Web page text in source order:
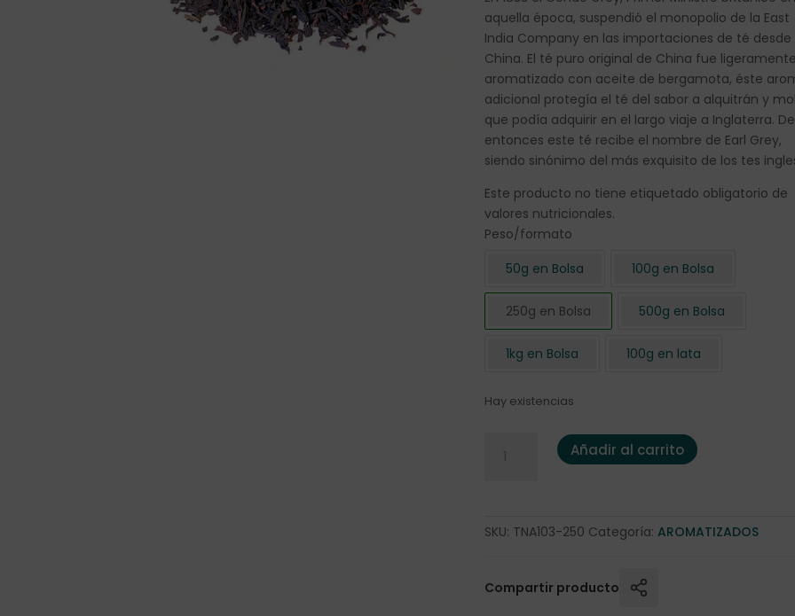
aquella época, suspendió el monopolio de la East
India Company en las importaciones de té desde
China. El té puro original de China fue
aromatizado con aceite de bergamota, éste
adicional protegía el té del sabor a alquitrán y
que podía adquirir en el largo viaje a Inglaterra.
entonces este té recibe el nombre de Earl Grey,
siendo sinónimo del más exquisito de los tes
Este producto no tiene etiquetado obligatorio de
valores nutricionales.
Peso/formato
50g en Bolsa
100g en Bolsa
250g en Bolsa 500g en Bolsa
1kg en Bolsa 100g en lata
Hay existencias
Té Negro "Earl Grey" 250 gr cantidad
Añadir al carrito
SKU: TNA103-250 Categoría:AROMATIZADOS
Compartir producto